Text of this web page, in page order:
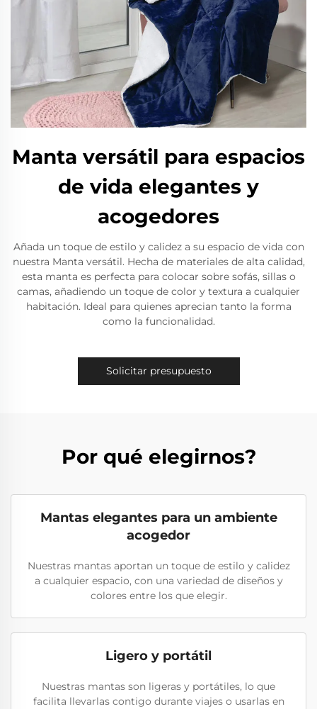
Manta versátil para espacios
de vida elegantes y
acogedores
Añada un toque de estilo y calidez a su espacio de vida con
nuestra Manta versátil. Hecha de materiales de alta calidad,
esta manta es perfecta para colocar sobre sofás, sillas o
camas, añadiendo un toque de color y textura a cualquier
habitación. Ideal para quienes aprecian tanto la forma
como la funcionalidad.
Solicitar presupuesto
Por qué elegirnos?
Mantas elegantes para un ambiente
acogedor
Nuestras mantas aportan un toque de estilo y calidez
a cualquier espacio, con una variedad de diseños y
colores entre los que elegir.
Ligero y portátil
Nuestras mantas son ligeras y portátiles, lo que
facilita llevarlas contigo durante viajes o usarlas en